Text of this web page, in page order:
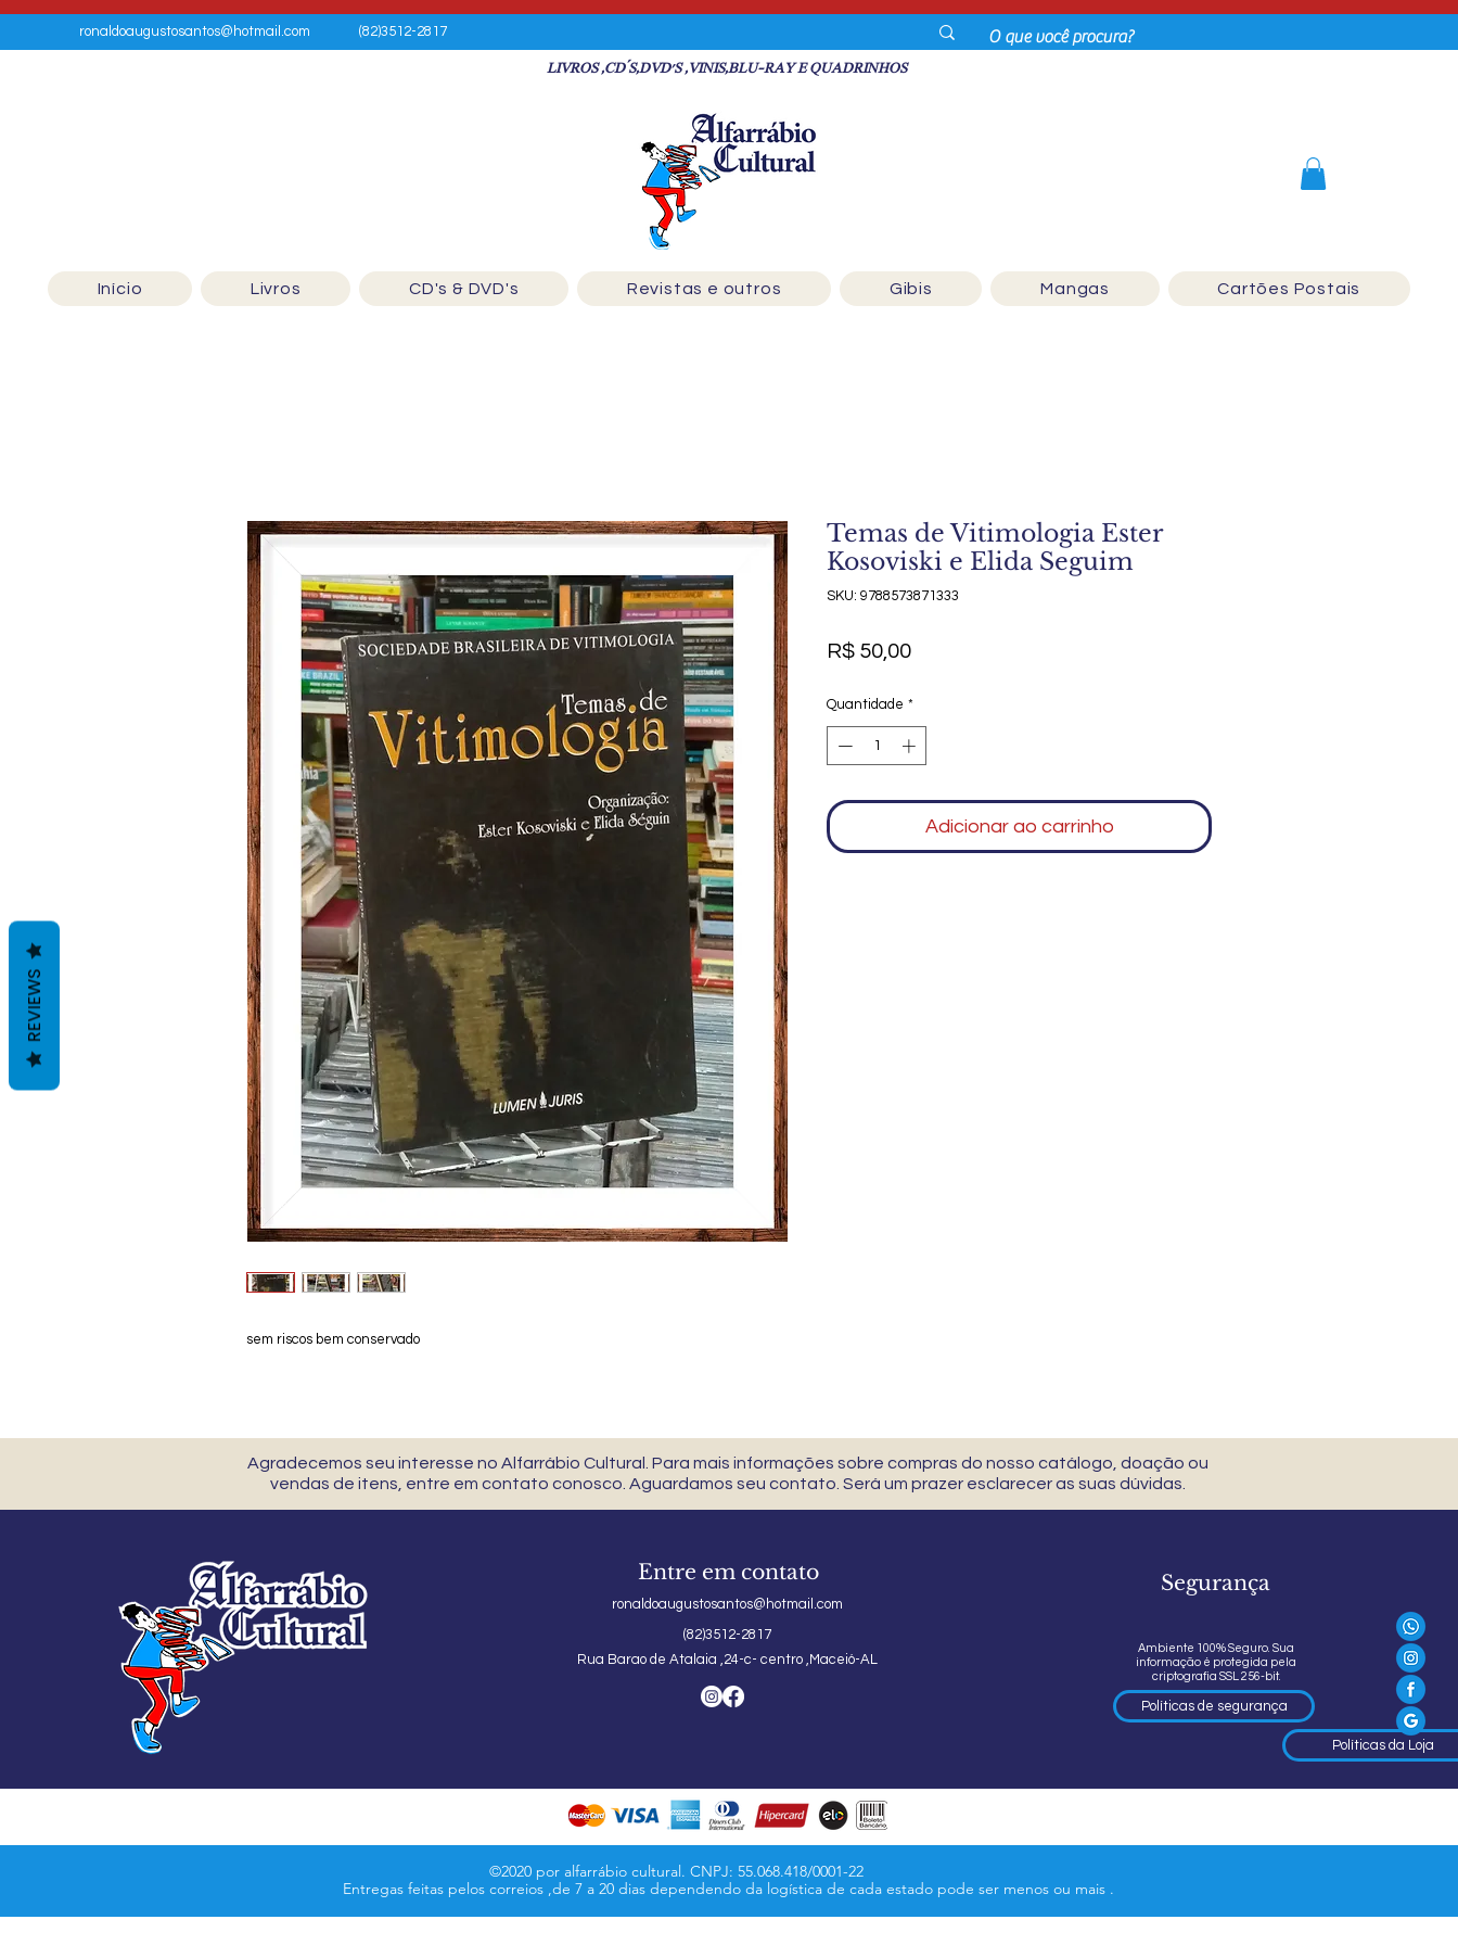
ronaldoaugustosantos@hotmail.com (82)3512-2817
LIVROS ,CD´S,DVD'S ,VINIS,BLU-RAY E QUADRINHOS
Início Livros CD's & DVD's Revistas e outros Gibis Mangas Cartões Postais
sem riscos bem conservado
Temas de Vitimologia Ester
Kosoviski e Elida Seguim
SKU: 9788573871333
R$ 50,00Preço
Quantidade *
Adicionar ao carrinho
Agradecemos seu interesse no Alfarrábio Cultural. Para mais informações sobre compras do nosso catálogo, doação ou
vendas de itens, entre em contato conosco. Aguardamos seu contato. Será um prazer esclarecer as suas dúvidas.
Entre em contato
ronaldoaugustosantos@hotmail.com
(82)3512-2817
Rua Barao de Atalaia ,24-c- centro ,Maceió-AL
Segurança
Ambiente 100% Seguro. Sua
informação é protegida pela
criptografia SSL 256-bit.
Políticas de segurança
Políticas da Loja
©2020 por alfarrábio cultural. CNPJ: 55.068.418/0001-22
Entregas feitas pelos correios ,de 7 a 20 dias dependendo da logística de cada estado pode ser menos ou mais .
REVIEWS